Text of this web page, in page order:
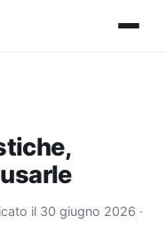
il 30 giugno 2026 ·